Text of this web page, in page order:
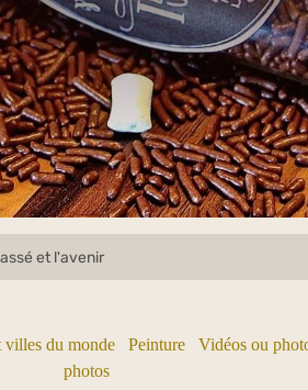
et l'avenir
villes du monde Peinture Vidéos ou
photos